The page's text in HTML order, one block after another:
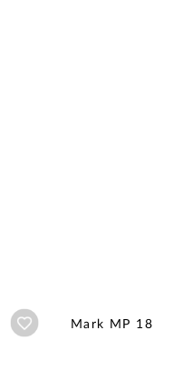
Añadir a wishlist
Mark MP 18